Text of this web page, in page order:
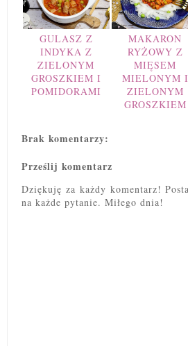
GULASZ Z
INDYKA Z
ZIELONYM
GROSZKIEM I
POMIDORAMI
MAKARON
RYŻOWY Z
MIĘSEM
MIELONYM I
ZIELONYM
GROSZKIEM
Brak komentarzy:
Prześlij komentarz
Dziękuję za każdy komentarz!
na każde pytanie. Miłego dnia!